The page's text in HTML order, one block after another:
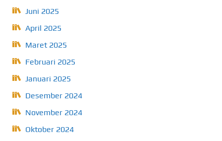
Juni 2025
April 2025
Maret 2025
Februari 2025
Januari 2025
Desember 2024
November 2024
Oktober 2024